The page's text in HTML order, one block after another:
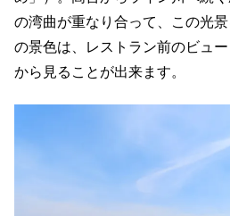
の湾曲が重なり合って、この光
の景色は、レストラン前のビュー
から見ることが出来ます。